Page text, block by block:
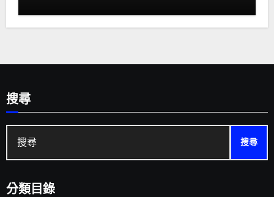
搜尋
分類目錄